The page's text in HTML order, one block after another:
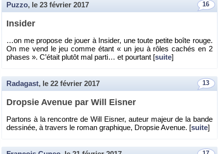
16
Puzzo, le 23 février 2017
In­si­der
…on me pro­pose de jouer à In­si­der, une toute pe­tite boîte rouge.
On me vend le jeu comme étant « un jeu à rôles ca­chés en 2
phases ». C’était plu­tôt mal parti… et pour­tant [suite]
13
Radagast, le 22 février 2017
Drop­sie Ave­nue par Will Eis­ner
Par­tons à la ren­contre de Will Eis­ner, au­teur ma­jeur de la bande
des­si­née, à tra­vers le roman gra­phique, Drop­sie Ave­nue. [suite]